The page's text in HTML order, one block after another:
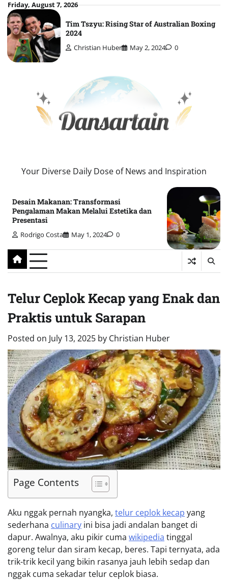
Skip
to
content
Friday, August 7, 2026
Tim Tszyu: Rising Star of Australian Boxing
2024
Christian Huber May 2, 2024 0
Your Diverse Daily Dose of News and Inspiration
Desain Makanan: Transformasi
Pengalaman Makan Melalui Estetika dan
Presentasi
Rodrigo Costa May 1, 2024 0
Telur Ceplok Kecap yang Enak dan
Praktis untuk Sarapan
Posted on July 13, 2025 by Christian Huber
Page Contents
Aku nggak pernah nyangka, telur ceplok kecap yang
sederhana culinary ini bisa jadi andalan banget di
dapur. Awalnya, aku pikir cuma wikipedia tinggal
goreng telur dan siram kecap, beres. Tapi ternyata, ada
trik-trik kecil yang bikin rasanya jauh lebih sedap dan
nggak cuma sekadar telur ceplok biasa.